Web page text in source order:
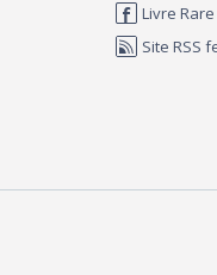
Livre
Site RSS